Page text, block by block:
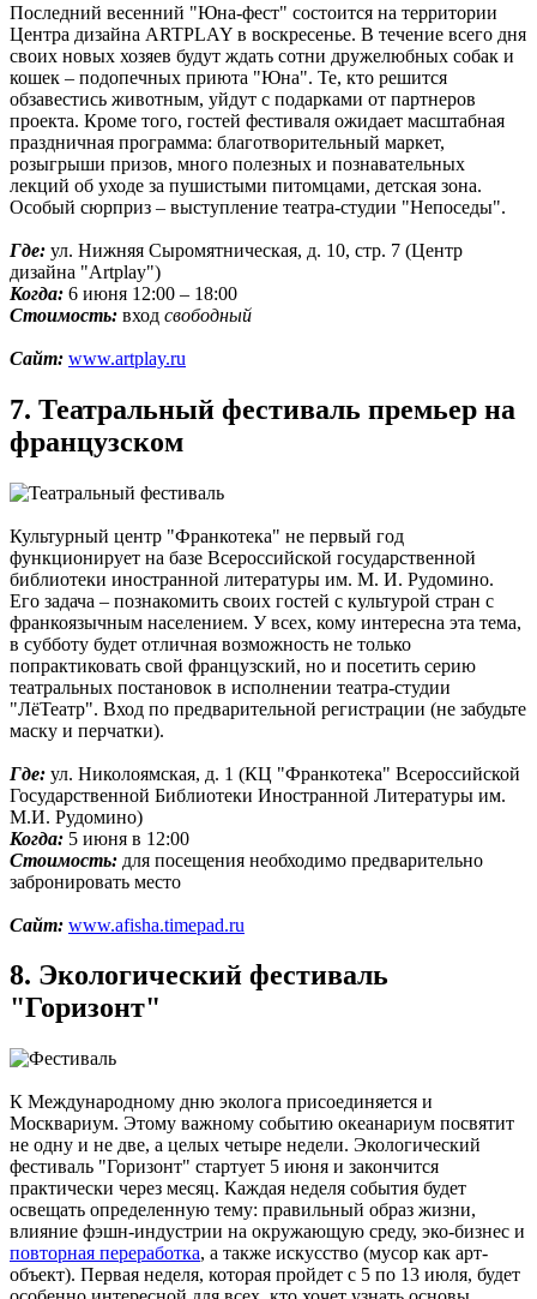
Последний весенний "Юна-фест" состоится на территории
Центра дизайна ARTPLAY в воскресенье. В течение всего дня
своих новых хозяев будут ждать сотни дружелюбных собак и
кошек – подопечных приюта "Юна". Те, кто решится
обзавестись животным, уйдут с подарками от партнеров
проекта. Кроме того, гостей фестиваля ожидает масштабная
праздничная программа: благотворительный маркет,
розыгрыши призов, много полезных и познавательных
лекций об уходе за пушистыми питомцами, детская зона.
Особый сюрприз – выступление театра-студии "Непоседы".
Где: ул. Нижняя Сыромятническая, д. 10, стр. 7 (Центр
дизайна "Artplay")
Когда: 6 июня 12:00 – 18:00
Стоимость: вход свободный
Сайт: www.artplay.ru
7. Театральный фестиваль премьер на
французском
Культурный центр "Франкотека" не первый год
функционирует на базе Всероссийской государственной
библиотеки иностранной литературы им. М. И. Рудомино.
Его задача – познакомить своих гостей с культурой стран с
франкоязычным населением. У всех, кому интересна эта тема,
в субботу будет отличная возможность не только
попрактиковать свой французский, но и посетить серию
театральных постановок в исполнении театра-студии
"ЛёТеатр". Вход по предварительной регистрации (не забудьте
маску и перчатки).
Где: ул. Николоямская, д. 1 (КЦ "Франкотека" Всероссийской
Государственной Библиотеки Иностранной Литературы им.
М.И. Рудомино)
Когда: 5 июня в 12:00
Стоимость: для посещения необходимо предварительно
забронировать место
Сайт: www.afisha.timepad.ru
8. Экологический фестиваль
"Горизонт"
К Международному дню эколога присоединяется и
Москвариум. Этому важному событию океанариум посвятит
не одну и не две, а целых четыре недели. Экологический
фестиваль "Горизонт" стартует 5 июня и закончится
практически через месяц. Каждая неделя события будет
освещать определенную тему: правильный образ жизни,
влияние фэшн-индустрии на окружающую среду, эко-бизнес и
повторная переработка, а также искусство (мусор как арт-
объект). Первая неделя, которая пройдет с 5 по 13 июля, будет